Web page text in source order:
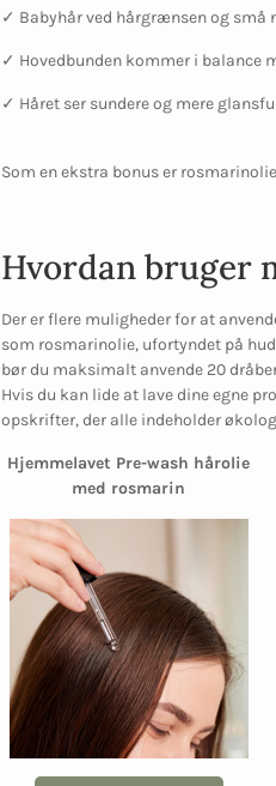
✓ Babyhår ved hårgrænsen og små
✓ Hovedbunden kommer i balance
✓ Håret ser sundere og mere
Som en ekstra bonus er
Hvordan bruger
Der er flere muligheder for at
som rosmarinolie, ufortyndet på
bør du maksimalt anvende 20
Hvis du kan lide at lave dine egne
opskrifter, der alle indeholder
Hjemmelavet Pre-wash hårolie
med rosmarin